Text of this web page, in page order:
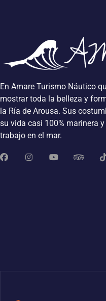
En Amare Turismo Náutico
mostrar toda la belleza y
la Ría de Arousa. Sus
su vida casi 100% marinera
trabajo en el mar.